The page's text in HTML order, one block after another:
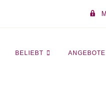
BELIEBT ANGEBOTE